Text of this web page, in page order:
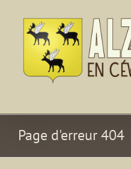
contenu
Page d'erreur 404